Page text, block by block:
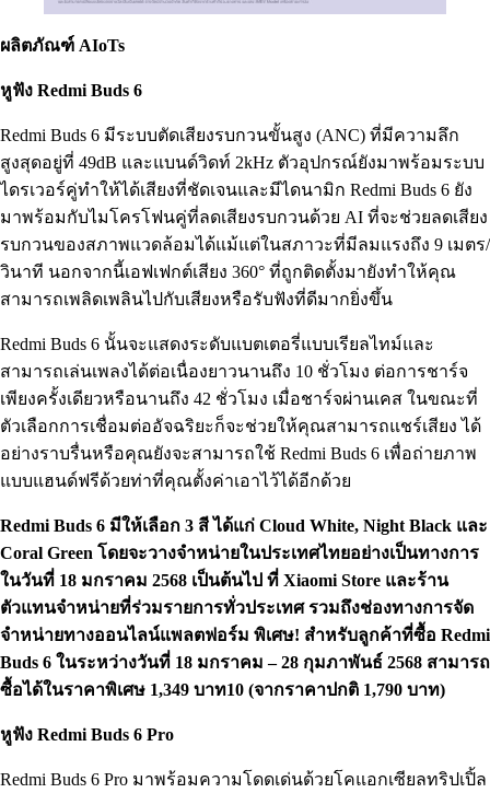
ผลิตภัณฑ์ AIoTs
หูฟัง Redmi Buds 6
Redmi Buds 6 มีระบบตัดเสียงรบกวนขั้นสูง (ANC) ที่มีความลึก
สูงสุดอยู่ที่ 49dB และแบนด์วิดท์ 2kHz ตัวอุปกรณ์ยังมาพร้อมระบบ
ไดรเวอร์คู่ทำให้ได้เสียงที่ชัดเจนและมีไดนามิก Redmi Buds 6 ยัง
มาพร้อมกับไมโครโฟนคู่ที่ลดเสียงรบกวนด้วย AI ที่จะช่วยลดเสียง
รบกวนของสภาพแวดล้อมได้แม้แต่ในสภาวะที่มีลมแรงถึง 9 เมตร/
วินาที นอกจากนี้เอฟเฟกต์เสียง 360° ที่ถูกติดตั้งมายังทำให้คุณ
สามารถเพลิดเพลินไปกับเสียงหรือรับฟังที่ดีมากยิ่งขึ้น
Redmi Buds 6 นั้นจะแสดงระดับแบตเตอรี่แบบเรียลไทม์และ
สามารถเล่นเพลงได้ต่อเนื่องยาวนานถึง 10 ชั่วโมง ต่อการชาร์จ
เพียงครั้งเดียวหรือนานถึง 42 ชั่วโมง เมื่อชาร์จผ่านเคส ในขณะที่
ตัวเลือกการเชื่อมต่ออัจฉริยะก็จะช่วยให้คุณสามารถแชร์เสียง ได้
อย่างราบรื่นหรือคุณยังจะสามารถใช้ Redmi Buds 6 เพื่อถ่ายภาพ
แบบแฮนด์ฟรีด้วยท่าที่คุณตั้งค่าเอาไว้ได้อีกด้วย
Redmi Buds 6 มีให้เลือก 3 สี ได้แก่ Cloud White, Night Black และ
Coral Green โดยจะวางจำหน่ายในประเทศไทยอย่างเป็นทางการ
ในวันที่ 18 มกราคม 2568 เป็นต้นไป ที่ Xiaomi Store และร้าน
ตัวแทนจำหน่ายที่ร่วมรายการทั่วประเทศ รวมถึงช่องทางการจัด
จำหน่ายทางออนไลน์แพลตฟอร์ม พิเศษ! สำหรับลูกค้าที่ซื้อ Redmi
Buds 6 ในระหว่างวันที่ 18 มกราคม – 28 กุมภาพันธ์ 2568 สามารถ
ซื้อได้ในราคาพิเศษ 1,349 บาท10 (จากราคาปกติ 1,790 บาท)
หูฟัง Redmi Buds 6 Pro
Redmi Buds 6 Pro มาพร้อมความโดดเด่นด้วยโคแอกเซียลทริปเปิ้ล